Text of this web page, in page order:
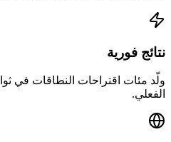
نتائج فورية
ولّد مئات اقتراحات النطاقات في
الفعلي.